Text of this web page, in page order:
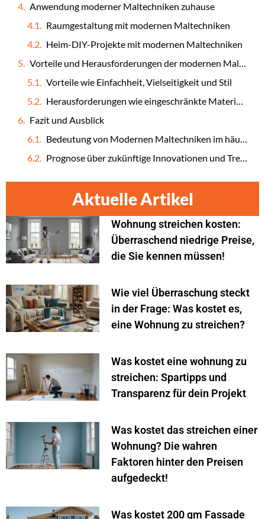
Anwendung moderner Maltechniken zuhause
Raumgestaltung mit modernen Maltechniken
Heim-DIY-Projekte mit modernen Maltechniken
Vorteile und Herausforderungen der modernen Maltechniken
Vorteile wie Einfachheit, Vielseitigkeit und Stil
Herausforderungen wie eingeschränkte Materialzugänglichkeit und Lernkurve
Fazit und Ausblick
Bedeutung von Modernen Maltechniken im häuslichen Kontext
Prognose über zukünftige Innovationen und Trends in der Maltechnik
Aktuelle Artikel
Wohnung streichen kosten:
Überraschend niedrige Preise,
die Sie kennen müssen!
Wie viel Überraschung steckt
in der Frage: Was kostet es,
eine Wohnung zu streichen?
Was kostet eine wohnung zu
streichen: Spartipps und
Transparenz für dein Projekt
Was kostet das streichen einer
Wohnung? Die wahren
Faktoren hinter den Preisen
aufgedeckt!
Was kostet 200 qm Fassade